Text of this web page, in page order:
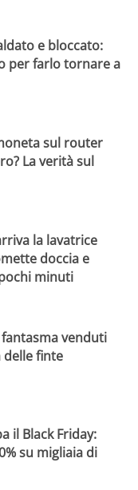
e bloccato:
per farlo tornare a
sul router
La verità sul
la lavatrice
doccia e
minuti
venduti
finte
il Black Friday:
su migliaia di